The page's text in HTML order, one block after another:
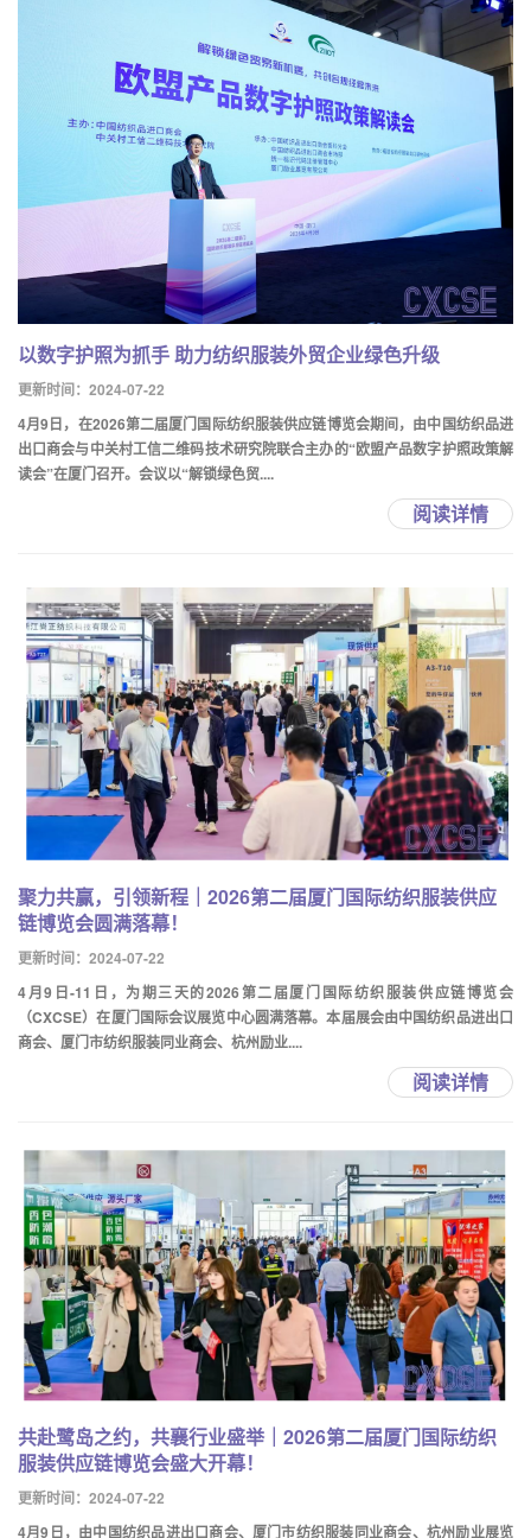
以数字护照为抓手 助力纺织服装外贸企业绿色升级
更新时间：2024-07-22
4月9日，在2026第二届厦门国际纺织服装供应链博览会期间，由中国纺织品进
出口商会与中关村工信二维码技术研究院联合主办的“欧盟产品数字护照政策解
读会”在厦门召开。会议以“解锁绿色贸....
阅读详情
聚力共赢，引领新程｜2026第二届厦门国际纺织服装供应
链博览会圆满落幕！
更新时间：2024-07-22
4月9日-11日，为期三天的2026第二届厦门国际纺织服装供应链博览会
（CXCSE）在厦门国际会议展览中心圆满落幕。本届展会由中国纺织品进出口
商会、厦门市纺织服装同业商会、杭州励业....
阅读详情
共赴鹭岛之约，共襄行业盛举｜2026第二届厦门国际纺织
服装供应链博览会盛大开幕！
更新时间：2024-07-22
4月9日，由中国纺织品进出口商会、厦门市纺织服装同业商会、杭州励业展览